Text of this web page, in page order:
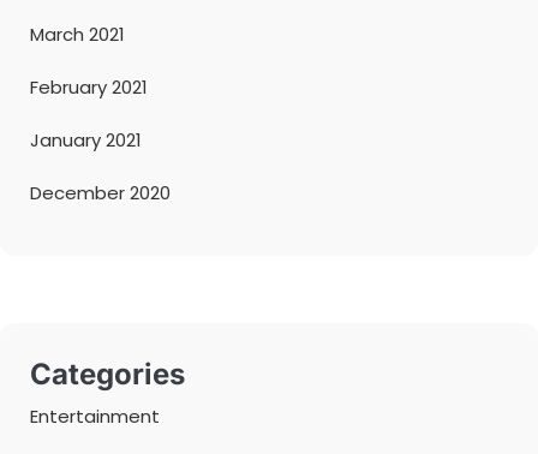
March 2021
February 2021
January 2021
December 2020
Categories
Entertainment